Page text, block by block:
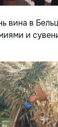
вина в
и